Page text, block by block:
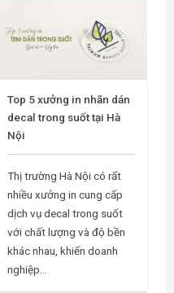
Top 5 xưởng in nhãn dán
decal trong suốt tại Hà
Nội
Thị trường Hà Nội có rất
nhiều xưởng in cung cấp
dịch vụ decal trong suốt
với chất lượng và độ bền
khác nhau, khiến doanh
nghiệp...